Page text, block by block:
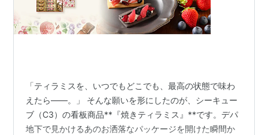
「ティラミスを、いつでもどこでも、最高の状態で味わ
えたら——。」 そんな願いを形にしたのが、シーキュー
ブ（C3）の看板商品**『焼きティラミス』**です。デパ
地下で見かけるあのお洒落なパッケージを開けた瞬間か